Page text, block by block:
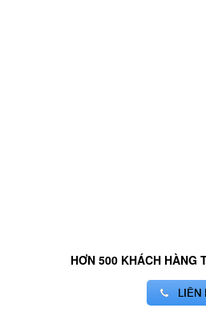
HƠN 500 KHÁCH HÀNG
LIÊN